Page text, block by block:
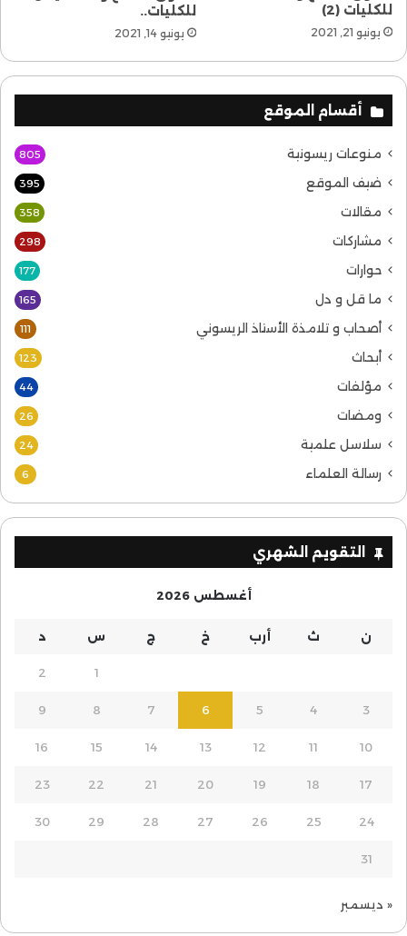
للكليات (2)
يونيو 21, 2021
للكليات..
يونيو 14, 2021
أقسام الموقع
منوعات ريسونية 805
ضيف الموقع 395
مقالات 358
مشاركات 298
حوارات 177
ما قل و دل 165
أصحاب و تلامذة الأستاذ الريسوني 111
أبحاث 123
مؤلفات 44
ومضات 26
سلاسل علمية 24
رسالة العلماء 6
التقويم الشهري
أغسطس 2026
ن ث أرب خ ج س د
1
2
3
4
5
6
7
8
9
10
11
12
13
14
15
16
17
18
19
20
21
22
23
24
25
26
27
28
29
30
31
« ديسمبر